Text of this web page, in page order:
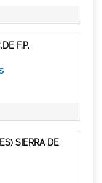
F.P.
SIERRA DE